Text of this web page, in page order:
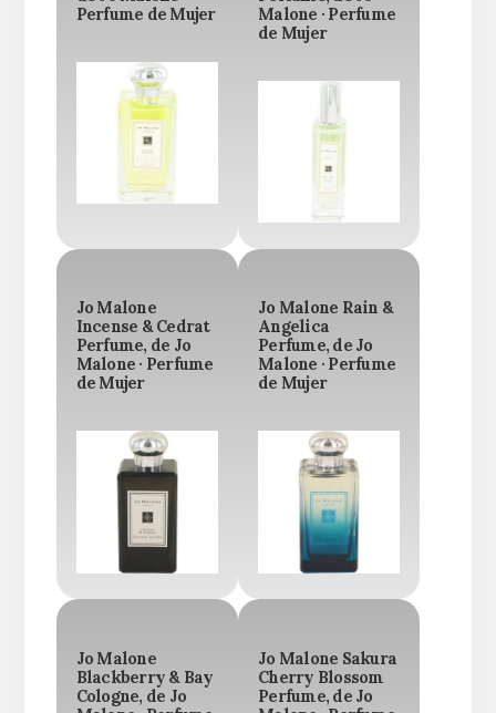
Perfume de Mujer
Malone · Perfume
de Mujer
Jo Malone
Incense & Cedrat
Perfume, de Jo
Malone · Perfume
de Mujer
Jo Malone Rain &
Angelica
Perfume, de Jo
Malone · Perfume
de Mujer
Jo Malone
Blackberry & Bay
Cologne, de Jo
Jo Malone Sakura
Cherry Blossom
Perfume, de Jo